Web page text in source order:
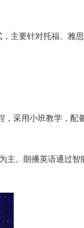
主要针对托福、雅思
，采用小班教学，配
主。朗播英语通过智